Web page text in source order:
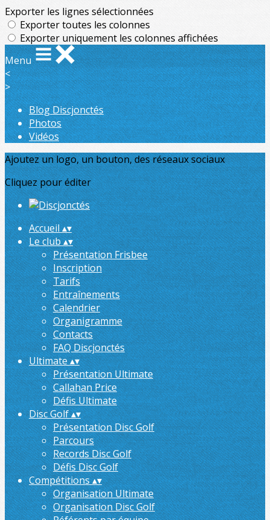
Exporter les lignes sélectionnées
Exporter toutes les colonnes
Exporter uniquement les colonnes affichées
Menu
<
>
Blog Discjonctés
Photos
Vidéos
Ajoutez un logo, un bouton, des réseaux sociaux
Cliquez pour éditer
Accueil▴▾
Le club▴▾
Présentation Frisbee
Inscription
Tarifs
Entraînements
Calendrier
Organigramme
Contacts
FAQ Discjonctés
Ultimate▴▾
Présentation Ultimate
Callahan Price
Défis Ultimate
Disc Golf▴▾
Présentation Disc Golf
Parcours
Records Disc Golf
Défis Disc Golf
Compétitions▴▾
Organisation Ultimate
Organisation Disc Golf